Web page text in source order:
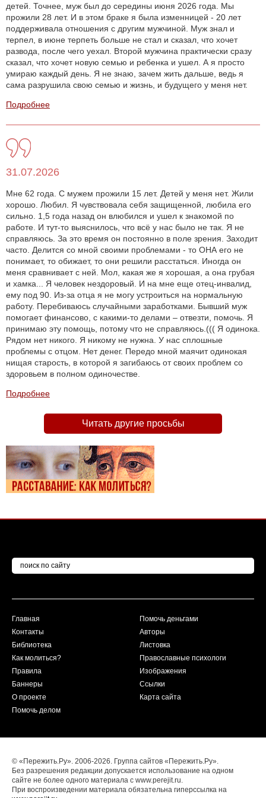
детей. Точнее, муж был до середины июня 2026 года. Мы
прожили 28 лет. И в этом браке я была изменницей - 20 лет
поддерживала отношения с другим мужчиной. Муж знал и
терпел, в июне терпеть больше не стал и сказал, что хочет
развода, после чего уехал. Второй мужчина практически сразу
сказал, что хочет новую семью и ребенка и ушел. А я просто
умираю каждый день. Я не знаю, зачем жить дальше, ведь я
сама разрушила свою семью и жизнь, и будущего у меня нет.
Подробнее
31.07.2026
Мне 62 года. С мужем прожили 15 лет. Детей у меня нет. Жили
хорошо. Любил. Я чувствовала себя защищенной, любила его
сильно. 1,5 года назад он влюбился и ушел к знакомой по
работе. И тут-то выяснилось, что всё у нас было не так. Я не
справляюсь. За это время он постоянно в поле зрения. Заходит
часто. Делится со мной своими проблемами - то ОНА его не
понимает, то обижает, то они решили расстаться. Иногда он
меня сравнивает с ней. Мол, какая же я хорошая, а она грубая
и хамка... Я человек нездоровый. И на мне еще отец-инвалид,
ему под 90. Из-за отца я не могу устроиться на нормальную
работу. Перебиваюсь случайными заработками. Бывший муж
помогает финансово, с какими-то делами – отвезти, помочь. Я
принимаю эту помощь, потому что не справляюсь.((( Я одинока.
Рядом нет никого. Я никому не нужна. У нас сплошные
проблемы с отцом. Нет денег. Передо мной маячит одинокая
нищая старость, в которой я загибаюсь от своих проблем со
здоровьем в полном одиночестве.
Подробнее
Читать другие просьбы
Главная
Контакты
Библиотека
Как молиться?
Правила
Баннеры
О проекте
Помочь делом
Помочь деньгами
Авторы
Листовка
Православные психологи
Изображения
Ссылки
Карта сайта
© «Пережить.Ру». 2006-2026. Группа сайтов «Пережить.Ру».
Без разрешения редакции допускается использование на одном
сайте не более одного материала с www.perejit.ru.
При воспроизведении материала обязательна гиперссылка на